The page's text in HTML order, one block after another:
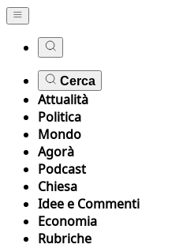
Cerca
Attualità
Politica
Mondo
Agorà
Podcast
Chiesa
Idee e Commenti
Economia
Rubriche